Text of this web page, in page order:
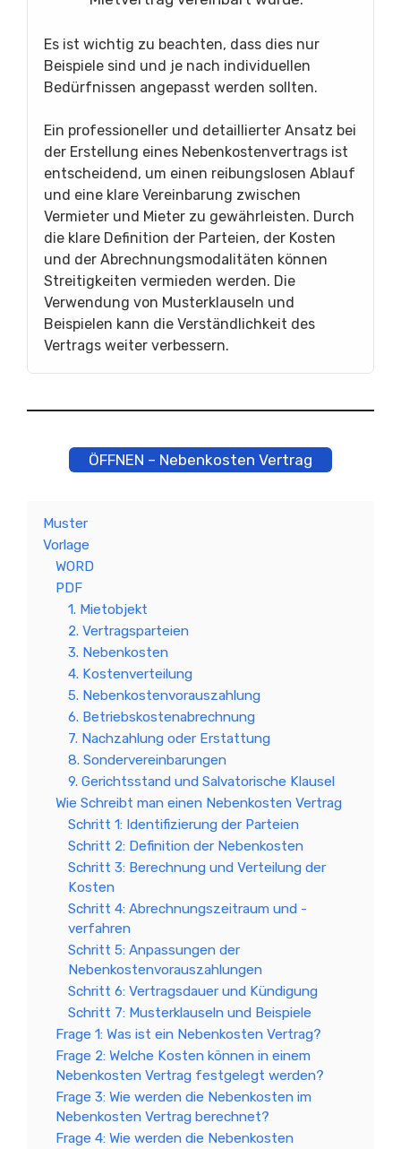
Es ist wichtig zu beachten, dass dies nur
Beispiele sind und je nach individuellen
Bedürfnissen angepasst werden sollten.
Ein professioneller und detaillierter Ansatz bei
der Erstellung eines Nebenkostenvertrags ist
entscheidend, um einen reibungslosen Ablauf
und eine klare Vereinbarung zwischen
Vermieter und Mieter zu gewährleisten. Durch
die klare Definition der Parteien, der Kosten
und der Abrechnungsmodalitäten können
Streitigkeiten vermieden werden. Die
Verwendung von Musterklauseln und
Beispielen kann die Verständlichkeit des
Vertrags weiter verbessern.
ÖFFNEN – Nebenkosten Vertrag
Muster
Vorlage
WORD
PDF
1. Mietobjekt
2. Vertragsparteien
3. Nebenkosten
4. Kostenverteilung
5. Nebenkostenvorauszahlung
6. Betriebskostenabrechnung
7. Nachzahlung oder Erstattung
8. Sondervereinbarungen
9. Gerichtsstand und Salvatorische Klausel
Wie Schreibt man einen Nebenkosten Vertrag
Schritt 1: Identifizierung der Parteien
Schritt 2: Definition der Nebenkosten
Schritt 3: Berechnung und Verteilung der
Kosten
Schritt 4: Abrechnungszeitraum und -
verfahren
Schritt 5: Anpassungen der
Nebenkostenvorauszahlungen
Schritt 6: Vertragsdauer und Kündigung
Schritt 7: Musterklauseln und Beispiele
Frage 1: Was ist ein Nebenkosten Vertrag?
Frage 2: Welche Kosten können in einem
Nebenkosten Vertrag festgelegt werden?
Frage 3: Wie werden die Nebenkosten im
Nebenkosten Vertrag berechnet?
Frage 4: Wie werden die Nebenkosten